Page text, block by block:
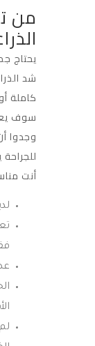
من
يحتاج
شد
كاملة
سوف
وجدوا
للجراحة
أنت